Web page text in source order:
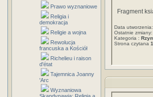
Prawo wyznaniowe
Religia i
demokracja
Religie a wojna
Rewolucja
francuska a Kościół
Richelieu i raison
d'état
Tajemnica Joanny
'Arc
Wyznaniowa
Fragment
Data utworzenia:
Ostatnie zmiany:
Kategoria :
Strona czytana